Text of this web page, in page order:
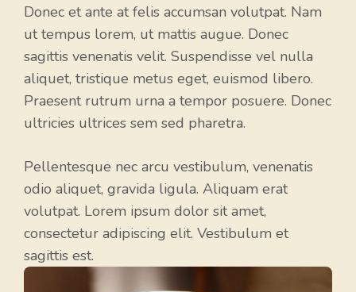
Donec et ante at felis accumsan volutpat. Nam
ut tempus lorem, ut mattis augue. Donec
sagittis venenatis velit. Suspendisse vel nulla
aliquet, tristique metus eget, euismod libero.
Praesent rutrum urna a tempor posuere. Donec
ultricies ultrices sem sed pharetra.
Pellentesque nec arcu vestibulum, venenatis
odio aliquet, gravida ligula. Aliquam erat
volutpat. Lorem ipsum dolor sit amet,
consectetur adipiscing elit. Vestibulum et
sagittis est.